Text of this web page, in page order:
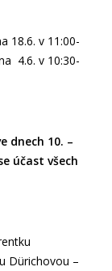
18.6. v 11:00-
4.6. v 10:30-
dnech 10. –
účast všech
Dürichovou –